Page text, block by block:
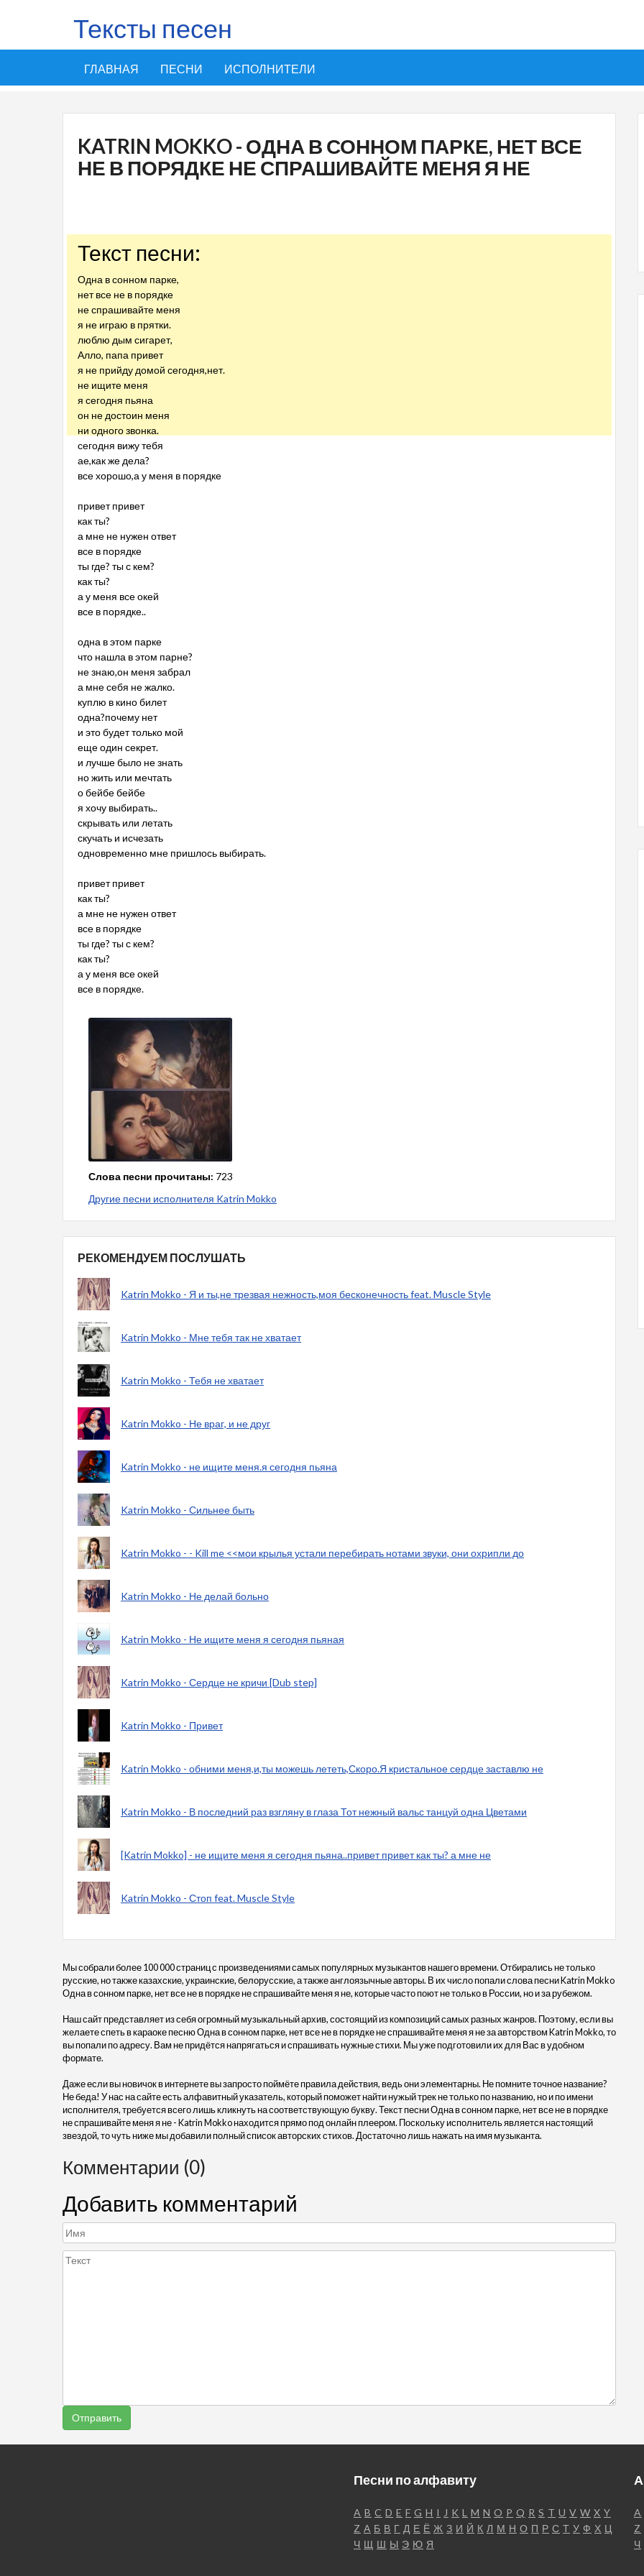
Тексты песен
ГЛАВНАЯ ПЕСНИ ИСПОЛНИТЕЛИ
KATRIN MOKKO - ОДНА В СОННОМ ПАРКЕ, НЕТ ВСЕ
НЕ В ПОРЯДКЕ НЕ СПРАШИВАЙТЕ МЕНЯ Я НЕ
Текст песни:
Одна в сонном парке,
нет все не в порядке
не спрашивайте меня
я не играю в прятки.
люблю дым сигарет,
Алло, папа привет
я не прийду домой сегодня,нет.
не ищите меня
я сегодня пьяна
он не достоин меня
ни одного звонка.
сегодня вижу тебя
ае,как же дела?
все хорошо,а у меня в порядке
привет привет
как ты?
а мне не нужен ответ
все в порядке
ты где? ты с кем?
как ты?
а у меня все окей
все в порядке..
одна в этом парке
что нашла в этом парне?
не знаю,он меня забрал
а мне себя не жалко.
куплю в кино билет
одна?почему нет
и это будет только мой
еще один секрет.
и лучше было не знать
но жить или мечтать
о бейбе бейбе
я хочу выбирать..
скрывать или летать
скучать и исчезать
одновременно мне пришлось выбирать.
привет привет
как ты?
а мне не нужен ответ
все в порядке
ты где? ты с кем?
как ты?
а у меня все окей
все в порядке.
Слова песни прочитаны: 723
Другие песни исполнителя Katrin Mokko
РЕКОМЕНДУЕМ ПОСЛУШАТЬ
Katrin Mokko - Я и ты,не трезвая нежность,моя бесконечность feat. Muscle Style
Katrin Mokko - Мне тебя так не хватает
Katrin Mokko - Тебя не хватает
Katrin Mokko - Не враг, и не друг
Katrin Mokko - не ищите меня.я сегодня пьяна
Katrin Mokko - Сильнее быть
Katrin Mokko - - Kill me <<мои крылья устали перебирать нотами звуки, они охрипли до
Katrin Mokko - Не делай больно
Katrin Mokko - Не ищите меня я сегодня пьяная
Katrin Mokko - Сердце не кричи [Dub step]
Katrin Mokko - Привет
Katrin Mokko - обними меня,и,ты можешь лететь,Скоро.Я кристальное сердце заставлю не
Katrin Mokko - В последний раз взгляну в глаза Тот нежный вальс танцуй одна Цветами
[Katrin Mokko] - не ищите меня я сегодня пьяна..привет привет как ты? а мне не
Katrin Mokko - Стоп feat. Muscle Style
Мы собрали более 100 000 страниц с произведениями самых популярных музыкантов нашего времени. Отбирались не только
русские, но также казахские, украинские, белорусские, а также англоязычные авторы. В их число попали слова песни Katrin Mokko
Одна в сонном парке, нет все не в порядке не спрашивайте меня я не, которые часто поют не только в России, но и за рубежом.
Наш сайт представляет из себя огромный музыкальный архив, состоящий из композиций самых разных жанров. Поэтому, если вы
желаете спеть в караоке песню Одна в сонном парке, нет все не в порядке не спрашивайте меня я не за авторством Katrin Mokko, то
вы попали по адресу. Вам не придётся напрягаться и спрашивать нужные стихи. Мы уже подготовили их для Вас в удобном
формате.
Даже если вы новичок в интернете вы запросто поймёте правила действия, ведь они элементарны. Не помните точное название?
Не беда! У нас на сайте есть алфавитный указатель, который поможет найти нужый трек не только по названию, но и по имени
исполнителя, требуется всего лишь кликнуть на соответствующую букву. Текст песни Одна в сонном парке, нет все не в порядке
не спрашивайте меня я не - Katrin Mokko находится прямо под онлайн плеером. Поскольку исполнитель является настоящий
звездой, то чуть ниже мы добавили полный список авторских стихов. Достаточно лишь нажать на имя музыканта.
Комментарии (0)
Добавить комментарий
Песни по алфавиту
A B C D E F G H I J K L M N O P Q R S T U V W X Y
Z А Б В Г Д Е Ё Ж З И Й К Л М Н О П Р С Т У Ф Х Ц
Ч Щ Ш Ы Э Ю Я
A
Z
Ч